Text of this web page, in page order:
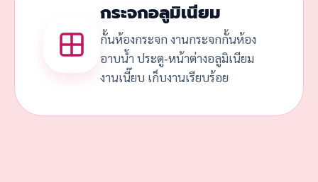
กระจกอลูมิเนียม
กั้นห้องกระจก งานกระจกกั้นห้อง
อาบน้ำ ประตู-หน้าต่างอลูมิเนียม
งานเนี๊ยบ เก็บงานเรียบร้อย